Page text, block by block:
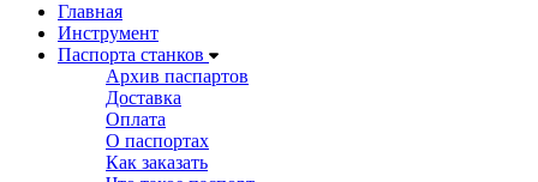
Главная
Инструмент
Паспорта станков
Архив паспартов
Доставка
Оплата
О паспортах
Как заказать